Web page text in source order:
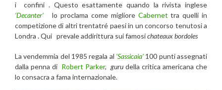
i confini . Questo esattamente quando la rivista inglese
‘Decanter’
lo proclama come migliore Cabernet tra quelli in
competizione di altri trentatré paesi in un concorso tenutosi a
Londra . Qui prevale addirittura sui famosichateaux bordoles
La vendemmia del 1985 regala al ‘Sassicaia’ 100 punti assegnati
dalla penna di Robert Parker, guru della critica americana che
lo consacra a fama internazionale.